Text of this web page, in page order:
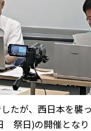
たが、西日本を襲
祭日)の開催となり